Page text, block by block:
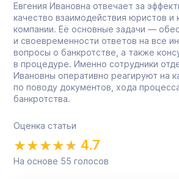
Евгения Ивановна отвечает за
качество взаимодействия юристов и
компании. Её основные задачи —
и своевременности ответов на все
вопросы о банкротстве, а также
в процедуре. Именно сотрудники
Ивановны оперативно реагируют на
по поводу документов, хода
банкротства.
Оценка статьи
4.7
На основе 55 голосов